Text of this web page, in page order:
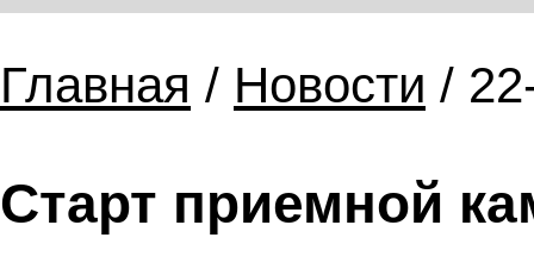
Главная / Новости /
Старт приемной